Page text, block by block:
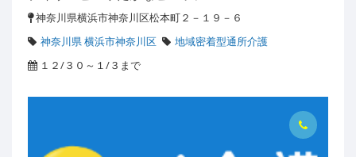
神奈川県横浜市神奈川区松本町２－１９－６
神奈川県 横浜市神奈川区
地域密着型通所介護
１２/３０～１/３まで